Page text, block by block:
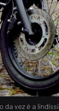
vez é a